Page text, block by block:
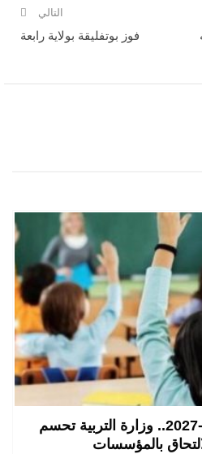
التالي
فوز بوتفليقة بولاية رابعة
الدخول المدرسي 2026-2027.. وزارة التربية تحسم
بالمؤسسات